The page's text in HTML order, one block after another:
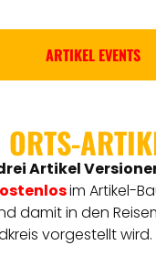
ARTIKEL EVENTS
ORTS-
Artikel
im Artikel-
damit in den
vorgestellt wird.